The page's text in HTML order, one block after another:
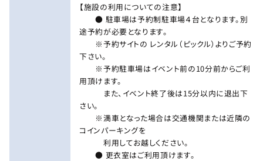
【施設の利用についての注意】
● 駐車場は予約制駐車場４台となります。別
途予約が必要となります。
※予約サイトの レンタル（ピックル）よりご予約
下さい。
※予約駐車場はイベント前の10分前からご利
用頂けます。
また、イベント終了後は15分以内に退出下
さい。
※満車となった場合は交通機関または近隣の
コインパーキングを
利用してお越しください。
● 更衣室はご利用頂けます。